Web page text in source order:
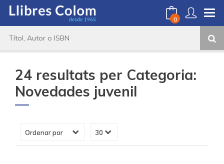
0
24 resultats per Categoria:
Novedades juvenil